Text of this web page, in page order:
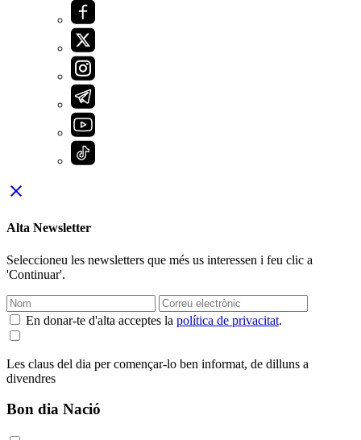
close
Alta Newsletter
Seleccioneu les newsletters que més us interessen i feu clic a
'Continuar'.
En donar-te d'alta acceptes la política de privacitat.
Les claus del dia per començar-lo ben informat, de dilluns a
divendres
Bon dia Nació